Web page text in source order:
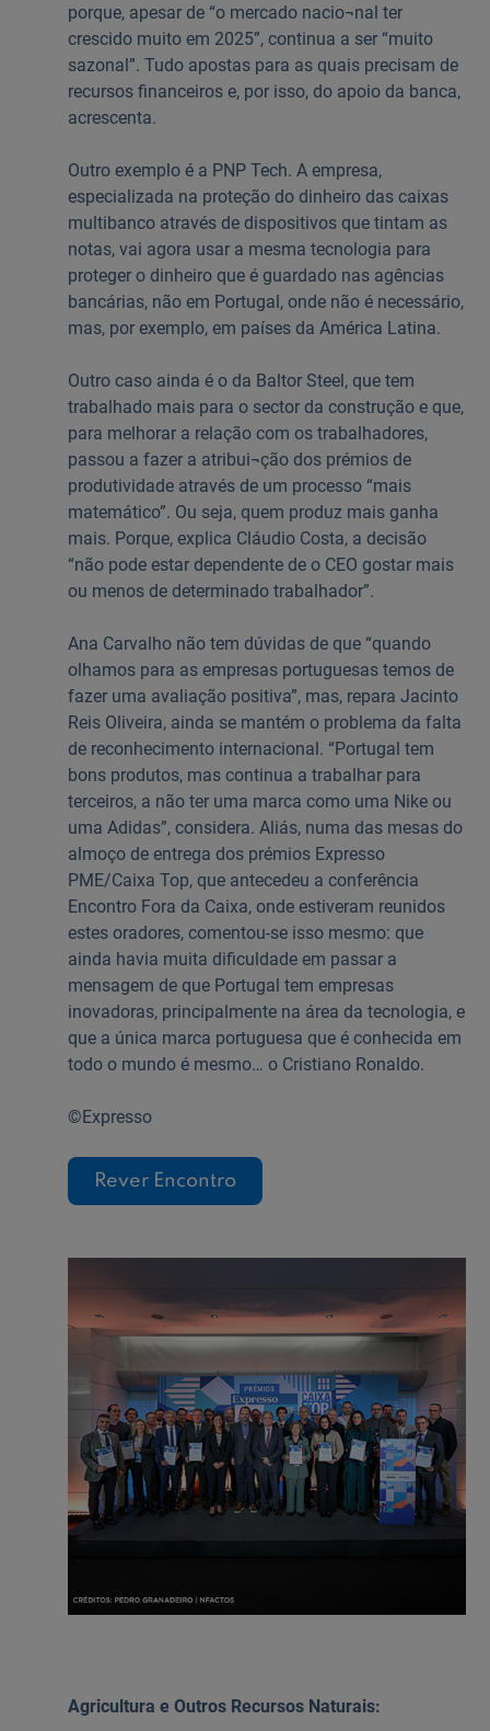
porque, apesar de “o mercado nacio¬nal ter
crescido muito em 2025”, continua a ser “muito
sazonal”. Tudo apostas para as quais precisam de
recursos financeiros e, por isso, do apoio da banca,
acrescenta.
Outro exemplo é a PNP Tech. A empresa,
especializada na proteção do dinheiro das caixas
multibanco através de dispositivos que tintam as
notas, vai agora usar a mesma tecnologia para
proteger o dinheiro que é guardado nas agências
bancárias, não em Portugal, onde não é necessário,
mas, por exemplo, em países da América Latina.
Outro caso ainda é o da Baltor Steel, que tem
trabalhado mais para o sector da construção e que,
para melhorar a relação com os trabalhadores,
passou a fazer a atribui¬ção dos prémios de
produtividade através de um processo “mais
matemático”. Ou seja, quem produz mais ganha
mais. Porque, explica Cláudio Costa, a decisão
“não pode estar dependente de o CEO gostar mais
ou menos de determinado trabalhador”.
Ana Carvalho não tem dúvidas de que “quando
olhamos para as empresas portuguesas temos de
fazer uma avaliação positiva”, mas, repara Jacinto
Reis Oliveira, ainda se mantém o problema da falta
de reconhecimento internacional. “Portugal tem
bons produtos, mas continua a trabalhar para
terceiros, a não ter uma marca como uma Nike ou
uma Adidas”, considera. Aliás, numa das mesas do
almoço de entrega dos prémios Expresso
PME/Caixa Top, que antecedeu a conferência
Encontro Fora da Caixa, onde estiveram reunidos
estes oradores, comentou-se isso mesmo: que
ainda havia muita dificuldade em passar a
mensagem de que Portugal tem empresas
inovadoras, principalmente na área da tecnologia, e
que a única marca portuguesa que é conhecida em
todo o mundo é mesmo… o Cristiano Ronaldo.
©Expresso
Rever Encontro
Agricultura e Outros Recursos Naturais: